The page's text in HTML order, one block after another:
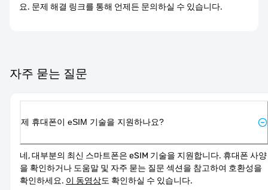
요. 문제 해결 링크를 통해 언제든 문의하실 수 있습니다.
자주 묻는 질문
제 휴대폰이 eSIM 기술을 지원하나요?
네, 대부분의 최신 스마트폰은 eSIM 기술을 지원합니다. 휴대폰 사양
을 확인하거나 도움말 및 자주 묻는 질문 섹션을 참고하여 호환성을
확인하세요. 이 동영상도 확인하실 수 있습니다.